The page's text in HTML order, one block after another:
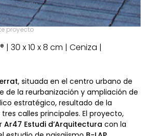
proyecto
| 30 x 10 x 8 cm | Ceniza |
, situada en el centro urbano de
de la reurbanización y ampliación de
estratégico, resultado de la
calles principales. El proyecto,
Ar47 Estudi d’Arquitectura con la